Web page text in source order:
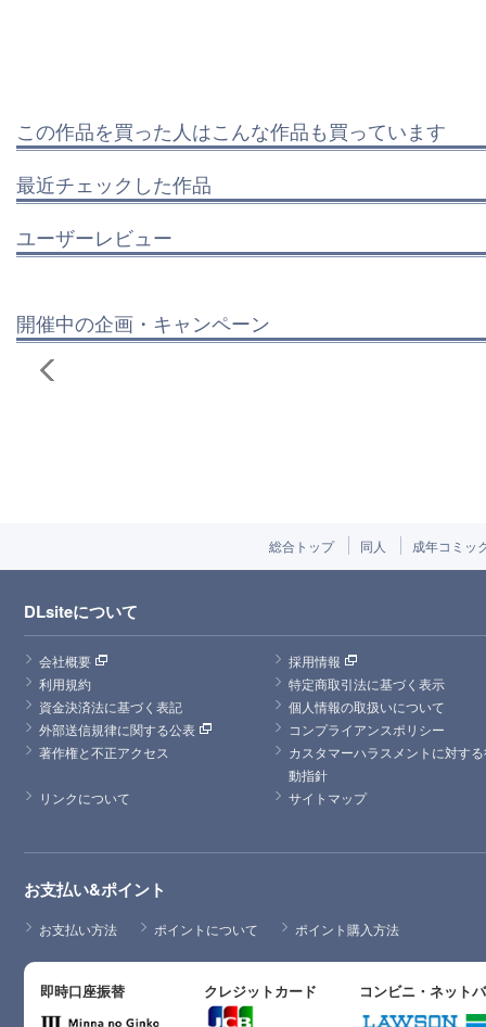
この作品を買った人はこんな作品も買っています
最近チェックした作品
ユーザーレビュー
開催中の企画・キャンペーン
総合トップ 同人 成年コミッ
DLsiteについて
会社概要
採用情報
利用規約
特定商取引法に基づく表示
資金決済法に基づく表記
個人情報の取扱いについて
外部送信規律に関する公表
コンプライアンスポリシー
著作権と不正アクセス
カスタマーハラスメントに対す
動指針
リンクについて
サイトマップ
お支払い&ポイント
お支払い方法 ポイントについて ポイント購入方法
即時口座振替 クレジットカード コンビニ・ネット